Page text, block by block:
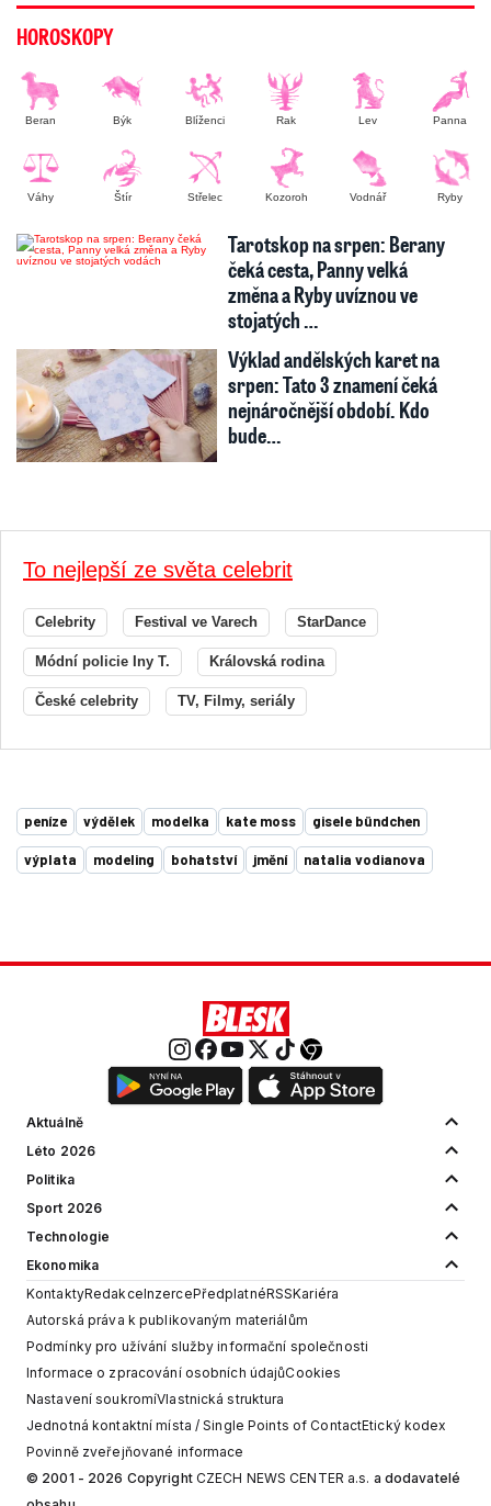
HOROSKOPY
Beran Býk Blíženci Rak Lev Panna
Váhy Štír Střelec Kozoroh Vodnář Ryby
Tarotskop na srpen: Berany
čeká cesta, Panny velká
změna a Ryby uvíznou ve
stojatých …
Výklad andělských karet na
srpen: Tato 3 znamení čeká
nejnáročnější období. Kdo
bude…
To nejlepší ze světa celebrit
Celebrity Festival ve Varech StarDance
Módní policie Iny T. Královská rodina
České celebrity TV, Filmy, seriály
peníze výdělek modelka kate moss gisele bündchen
výplata modeling bohatství jmění natalia vodianova
Aktuálně
Léto 2026
Politika
Sport 2026
Technologie
Ekonomika
KontaktyRedakceInzercePředplatnéRSSKariéra
Autorská práva k publikovaným materiálům
Podmínky pro užívání služby informační společnosti
Informace o zpracování osobních údajůCookies
Nastavení soukromíVlastnická struktura
Jednotná kontaktní místa / Single Points of ContactEtický kodex
Povinně zveřejňované informace
© 2001 - 2026 Copyright CZECH NEWS CENTER a.s. a dodavatelé